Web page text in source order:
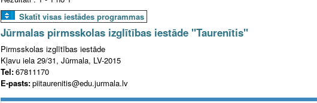
Skatīt visas iestādes programmas
Jūrmalas pirmsskolas izglītības iestāde "Taurenītis"
Pirmsskolas izglītības iestāde
Kļavu iela 29/31, Jūrmala, LV-2015
Tel:67811170
E-pasts:piitaurenitis@edu.jurmala.lv